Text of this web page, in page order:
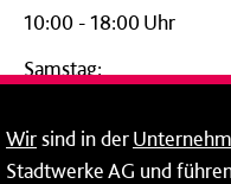
10:00 - 18:00 Uhr
Samstag:
24-Stunden-Telefon*
Wirsind in der
Stadtwerke AG und